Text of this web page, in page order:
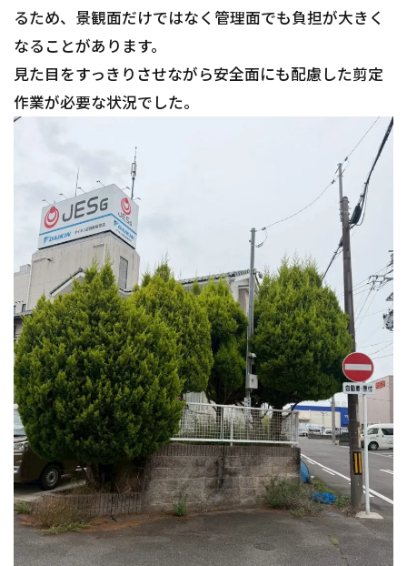
るため、景観面だけではなく管理面でも負担が大きく
なることがあります。
見た目をすっきりさせながら安全面にも配慮した剪定
作業が必要な状況でした。